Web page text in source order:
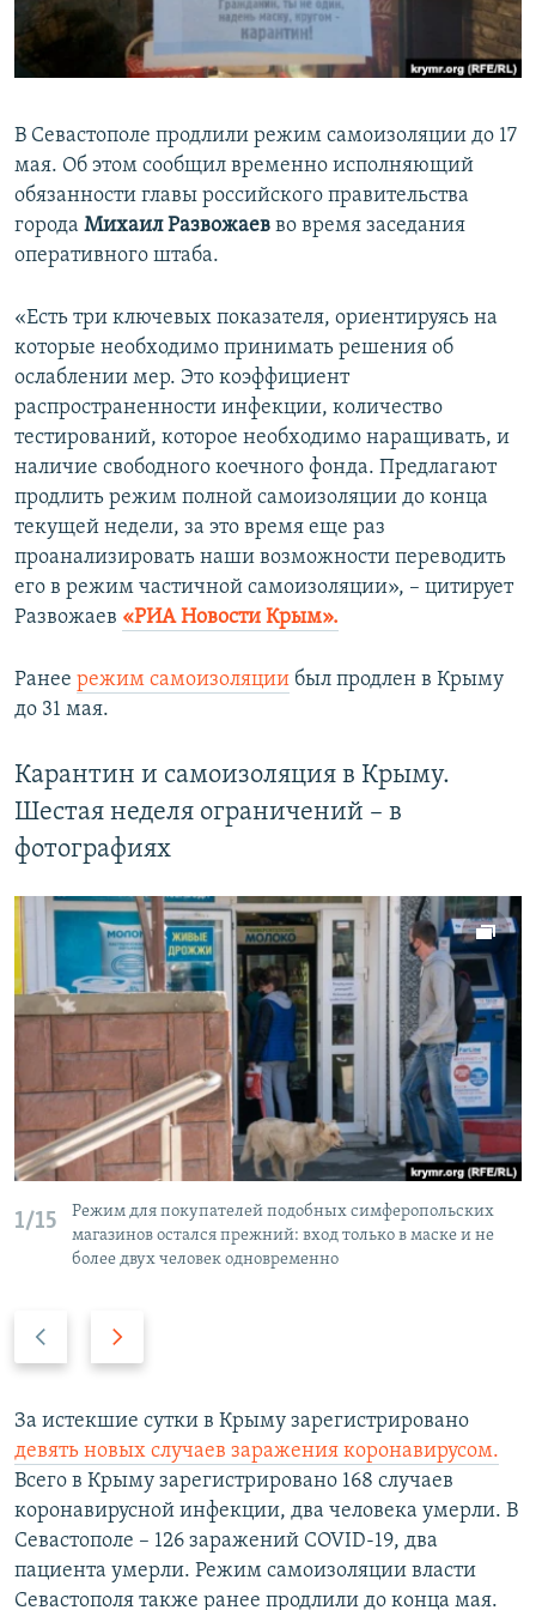
ПОБЕДИТЕЛЕЙ НЕ СУДЯТ?
КРЫМ.НЕПОКОРЕННЫЙ
УКРАИНСКАЯ ПРОБЛЕМА КРЫМА
ПРИСОЕДИНЯЙТЕСЬ!
В Севастополе продлили режим самоизоляции до 17
мая. Об этом сообщил временно исполняющий
обязанности главы российского правительства
города Михаил Развожаев во время заседания
оперативного штаба.
«Есть три ключевых показателя, ориентируясь на
которые необходимо принимать решения об
ослаблении мер. Это коэффициент
распространенности инфекции, количество
тестирований, которое необходимо наращивать, и
наличие свободного коечного фонда. Предлагают
продлить режим полной самоизоляции до конца
текущей недели, за это время еще раз
проанализировать наши возможности переводить
его в режим частичной самоизоляции», – цитирует
Развожаев «РИА Новости Крым».
Ранее режим самоизоляции был продлен в Крыму
до 31 мая.
Карантин и самоизоляция в Крыму.
Шестая неделя ограничений – в
фотографиях
1/15
Режим для покупателей подобных симферопольских
магазинов остался прежний: вход только в маске и не
более двух человек одновременно
д
ы
д
у
щ
и
й
д
у
ю
щ
и
й
с
За истекшие сутки в Крыму зарегистрировано
девять новых случаев заражения коронавирусом.
Всего в Крыму зарегистрировано 168 случаев
коронавирусной инфекции, два человека умерли. В
Севастополе – 126 заражений COVID-19, два
пациента умерли. Режим самоизоляции власти
Севастополя также ранее продлили до конца мая.